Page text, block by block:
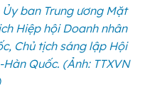
Ủy ban Trung ương Mặt
Hiệp hội Doanh nhân
Chủ tịch sáng lập Hội
Quốc. (Ảnh: TTXVN